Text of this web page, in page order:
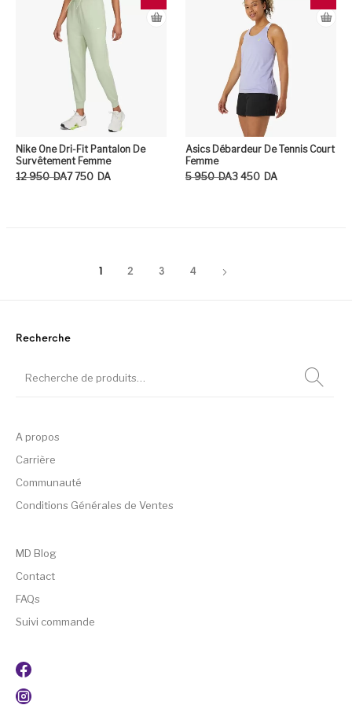
Nike One Dri-Fit Pantalon De
Survêtement Femme
12 950 DA
Le prix initial était : 12 950DA.
7 750 DA
Le prix actuel est : 7 750DA.
Asics Débardeur De Tennis Court
Femme
5 950 DA
Le prix initial était : 5 950DA.
3 450 DA
Le prix actuel est : 3 450DA.
1 2 3 4
Recherche
A propos
Carrière
Communauté
Conditions Générales de Ventes
MD Blog
Contact
FAQs
Suivi commande